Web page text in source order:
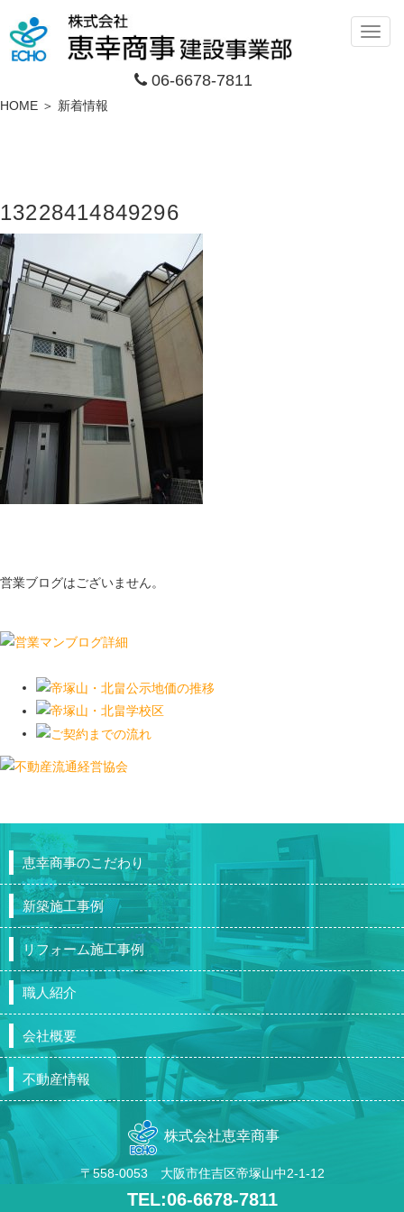
06-6678-7811
メ
HOME ＞ 新着情報
13228414849296
営業ブログはございません。
恵幸商事のこだわり
新築施工事例
リフォーム施工事例
職人紹介
会社概要
不動産情報
株式会社恵幸商事
〒558-0053 大阪市住吉区帝塚山中2-1-12
TEL:06-6678-7811